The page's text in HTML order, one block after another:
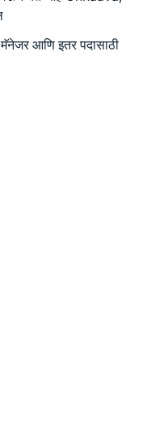
आणि इतर पदासाठी